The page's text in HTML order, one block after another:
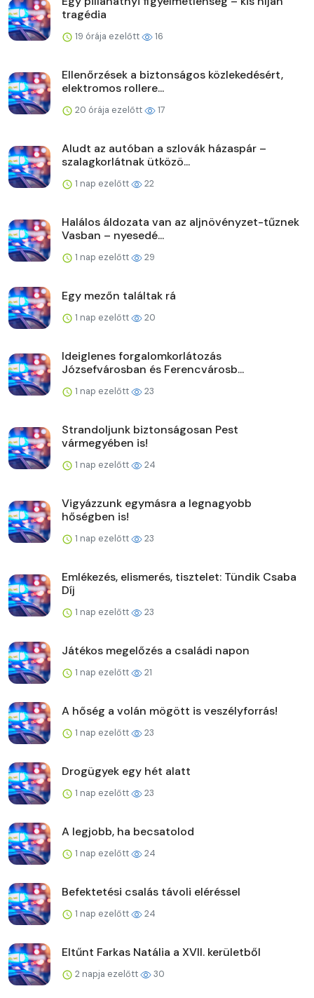
tragédia
19 órája ezelőtt 16
Ellenőrzések a biztonságos közlekedésért,
elektromos rollere...
20 órája ezelőtt 17
Aludt az autóban a szlovák házaspár –
szalagkorlátnak ütközö...
1 nap ezelőtt 22
Halálos áldozata van az aljnövényzet-tűznek
Vasban – nyesedé...
1 nap ezelőtt 29
Egy mezőn találtak rá
1 nap ezelőtt 20
Ideiglenes forgalomkorlátozás
Józsefvárosban és Ferencvárosb...
1 nap ezelőtt 23
Strandoljunk biztonságosan Pest
vármegyében is!
1 nap ezelőtt 24
Vigyázzunk egymásra a legnagyobb
hőségben is!
1 nap ezelőtt 23
Emlékezés, elismerés, tisztelet: Tündik Csaba
Díj
1 nap ezelőtt 23
Játékos megelőzés a családi napon
1 nap ezelőtt 21
A hőség a volán mögött is veszélyforrás!
1 nap ezelőtt 23
Drogügyek egy hét alatt
1 nap ezelőtt 23
A legjobb, ha becsatolod
1 nap ezelőtt 24
Befektetési csalás távoli eléréssel
1 nap ezelőtt 24
Eltűnt Farkas Natália a XVII. kerületből
2 napja ezelőtt 30